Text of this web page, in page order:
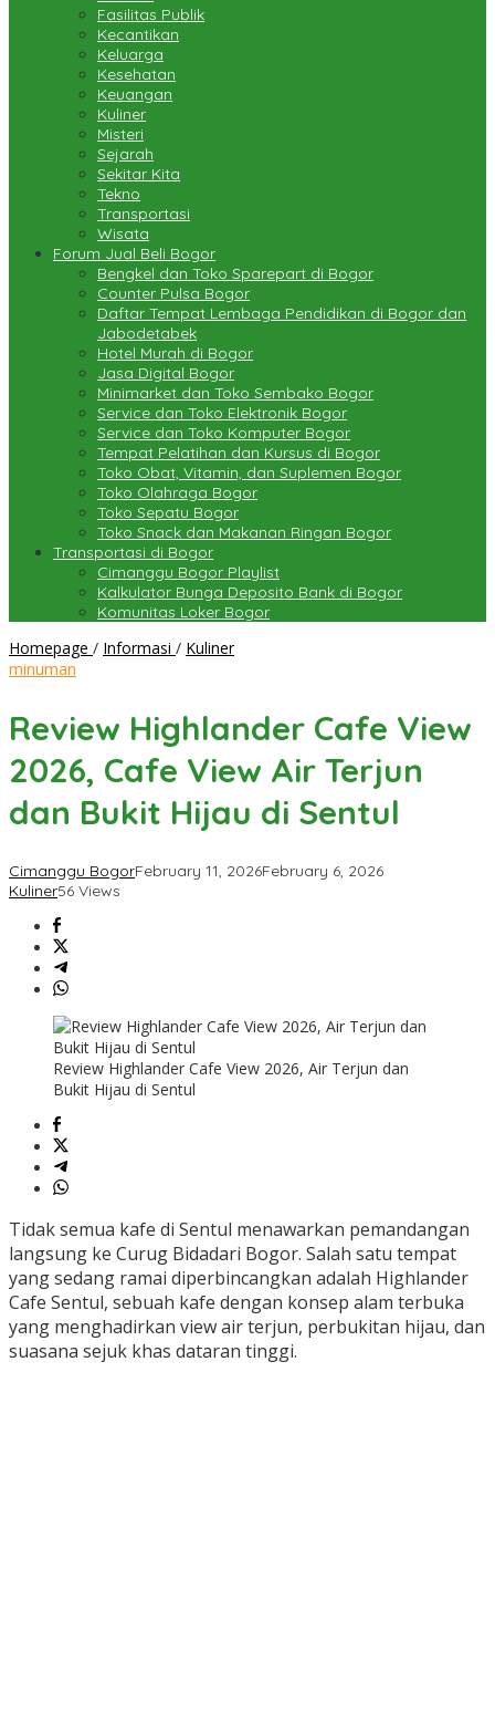
Fasilitas Publik
Kecantikan
Keluarga
Kesehatan
Keuangan
Kuliner
Misteri
Sejarah
Sekitar Kita
Tekno
Transportasi
Wisata
Forum Jual Beli Bogor
Bengkel dan Toko Sparepart di Bogor
Counter Pulsa Bogor
Daftar Tempat Lembaga Pendidikan di Bogor dan
Jabodetabek
Hotel Murah di Bogor
Jasa Digital Bogor
Minimarket dan Toko Sembako Bogor
Service dan Toko Elektronik Bogor
Service dan Toko Komputer Bogor
Tempat Pelatihan dan Kursus di Bogor
Toko Obat, Vitamin, dan Suplemen Bogor
Toko Olahraga Bogor
Toko Sepatu Bogor
Toko Snack dan Makanan Ringan Bogor
Transportasi di Bogor
Cimanggu Bogor Playlist
Kalkulator Bunga Deposito Bank di Bogor
Komunitas Loker Bogor
Homepage / Informasi / KulinerReview
2026,
View
Terjun
Hijau
minuman
Review Highlander Cafe View
2026, Cafe View Air Terjun
dan Bukit Hijau di Sentul
Cimanggu BogorFebruary 11, 2026February 6, 2026
Kuliner56 Views
Review Highlander Cafe View 2026, Air Terjun dan
Bukit Hijau di Sentul
Tidak semua kafe di Sentul menawarkan pemandangan
langsung ke Curug Bidadari Bogor. Salah satu tempat
yang sedang ramai diperbincangkan adalah Highlander
Cafe Sentul, sebuah kafe dengan konsep alam terbuka
yang menghadirkan view air terjun, perbukitan hijau, dan
suasana sejuk khas dataran tinggi.